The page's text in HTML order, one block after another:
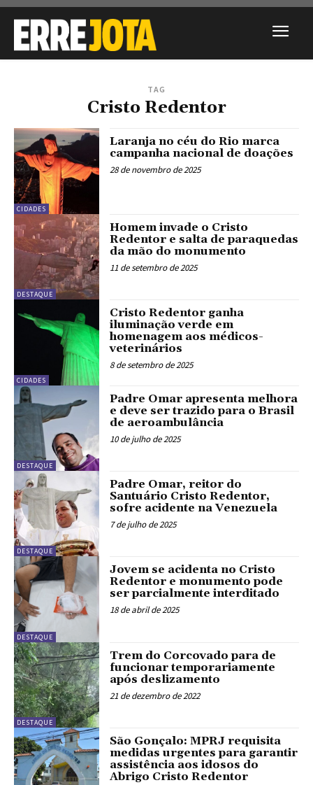
TAG
Cristo Redentor
CIDADES
Laranja no céu do Rio marca
campanha nacional de doações
28 de novembro de 2025
DESTAQUE
Homem invade o Cristo
Redentor e salta de paraquedas
da mão do monumento
11 de setembro de 2025
CIDADES
Cristo Redentor ganha
iluminação verde em
homenagem aos médicos-
veterinários
8 de setembro de 2025
DESTAQUE
Padre Omar apresenta melhora
e deve ser trazido para o Brasil
de aeroambulância
10 de julho de 2025
DESTAQUE
Padre Omar, reitor do
Santuário Cristo Redentor,
sofre acidente na Venezuela
7 de julho de 2025
DESTAQUE
Jovem se acidenta no Cristo
Redentor e monumento pode
ser parcialmente interditado
18 de abril de 2025
DESTAQUE
Trem do Corcovado para de
funcionar temporariamente
após deslizamento
21 de dezembro de 2022
São Gonçalo: MPRJ requisita
medidas urgentes para garantir
assistência aos idosos do
Abrigo Cristo Redentor